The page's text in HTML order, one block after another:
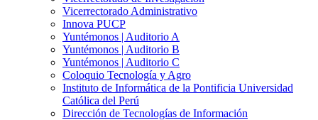
Vicerrectorado Administrativo
Innova PUCP
Yuntémonos | Auditorio A
Yuntémonos | Auditorio B
Yuntémonos | Auditorio C
Coloquio Tecnología y Agro
Instituto de Informática de la Pontificia Universidad
Católica del Perú
Dirección de Tecnologías de Información